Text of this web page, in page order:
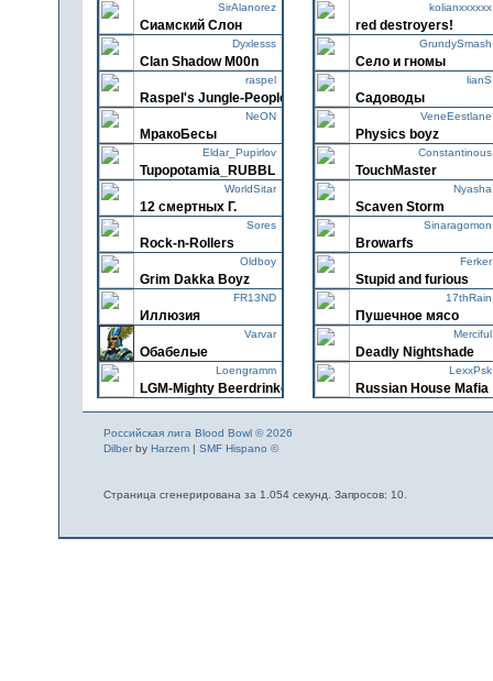
Похмельные
Milkslice
Slann My Pitch Up
Schutzstaffel [Rubbl]
Road Raiders
Hatred Warriors
Эир Флоатерс
HAXall
gripen89
Sickboy
pauletto
Red_Army
Dguseppo
SirAlanorez
Сиамский Слон
Dyxlesss
Clan Shadow M00n
raspel
Raspel's Jungle-People
NeON
МракоБесы
Eldar_Pupirlov
Tupopotamia_RUBBL
WorldSitar
12 смертных Г.
Sores
Rock-n-Rollers
Oldboy
Grim Dakka Boyz
FR13ND
Иллюзия
Varvar
Обабелые
Loengramm
LGM-Mighty Beerdrinkers
Chamomilla
SpaceWolf68
Наследники
Pratchett Punch
kolianxxxxxx
red destroyers!
GrundySmash
Село и гномы
lianS
Садоводы
VeneEestlane
Physics boyz
Constantinous
TouchMaster
Nyasha
Scaven Storm
Sinaragomon
Browarfs
Ferker
Stupid and furious
17thRain
Пушечное мясо
Merciful
Deadly Nightshade
LexxPsk
Russian House Mafia
TMNT team
House Mafia
Российская лига Blood Bowl © 2026
Dilberby Harzem| SMF Hispano ©
Страница сгенерирована за 1.054 секунд. Запросов: 10.